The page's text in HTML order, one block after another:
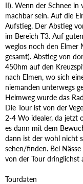
II). Wenn der Schnee in
machbar sein. Auf die
Aufstieg. Der Abstieg
im Bereich T3. Auf
weglos noch den
gesamt). Abstieg von
450hm auf den
nach Elmen, wo sich
niemanden unterwegs
Heimweg wurde das
Die Tour ist von der
2-4 Wo idealer, da jetzt
es dann mit dem
dann ist der wohl nicht
sehen/finden. Bei
von der Tour dringlichst
Tourdaten